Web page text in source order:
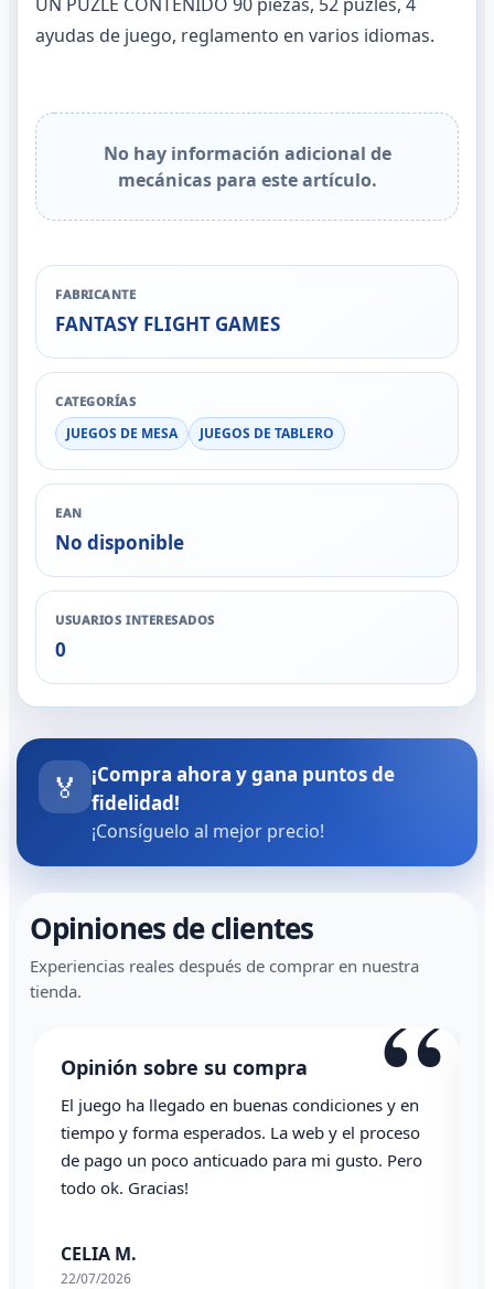
ayudas de juego, reglamento en varios idiomas.
No hay información adicional de
mecánicas para este artículo.
FABRICANTE
FANTASY FLIGHT GAMES
CATEGORÍAS
JUEGOS DE MESA JUEGOS DE TABLERO
EAN
No disponible
USUARIOS INTERESADOS
0
🏅
¡Compra ahora y gana puntos de
fidelidad!
¡Consíguelo al mejor precio!
Opiniones de clientes
Experiencias reales después de comprar en nuestra
tienda.
“
Opinión sobre su compra
El juego ha llegado en buenas condiciones y en
tiempo y forma esperados. La web y el proceso
de pago un poco anticuado para mi gusto. Pero
todo ok. Gracias!
CELIA M.
22/07/2026